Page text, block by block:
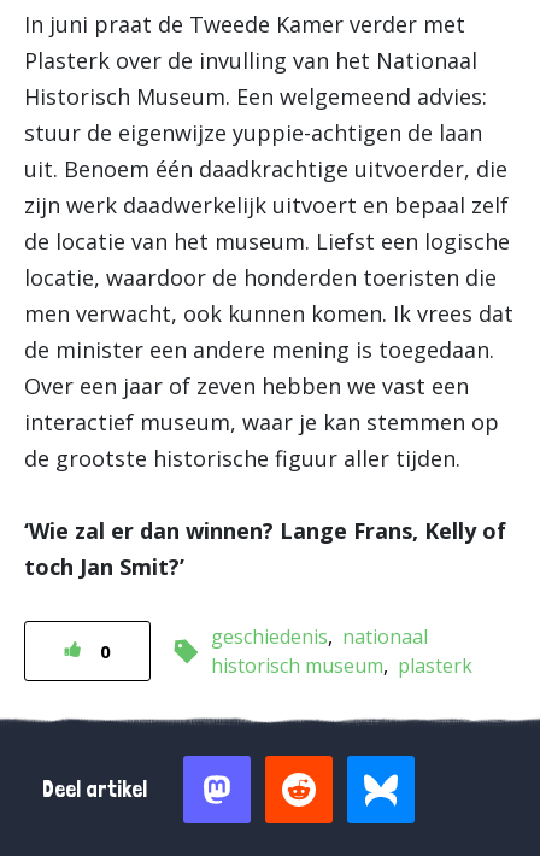
In juni praat de Tweede Kamer verder met
Plasterk over de invulling van het Nationaal
Historisch Museum. Een welgemeend advies:
stuur de eigenwijze yuppie-achtigen de laan
uit. Benoem één daadkrachtige uitvoerder, die
zijn werk daadwerkelijk uitvoert en bepaal zelf
de locatie van het museum. Liefst een logische
locatie, waardoor de honderden toeristen die
men verwacht, ook kunnen komen. Ik vrees dat
de minister een andere mening is toegedaan.
Over een jaar of zeven hebben we vast een
interactief museum, waar je kan stemmen op
de grootste historische figuur aller tijden.
‘Wie zal er dan winnen? Lange Frans, Kelly of
toch Jan Smit?’
0
geschiedenis
nationaal
historisch museum
plasterk
Deel artikel